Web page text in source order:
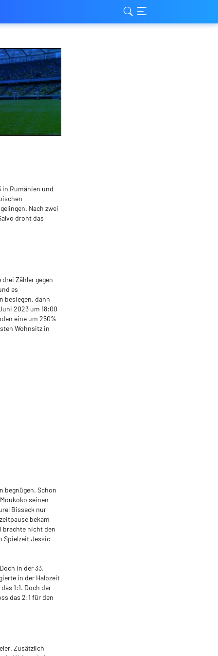
in Rumänien und
Nach zwei
droht das
Zähler gegen
es
besiegen, dann
2023 um 18:00
eine um 250%
Wohnsitz in
begnügen. Schon
seinen
Bisseck nur
bekam
brachte nicht den
Spielzeit Jessic
in der 33.
in der Halbzeit
1:1. Doch der
das 2:1 für den
Zusätzlich